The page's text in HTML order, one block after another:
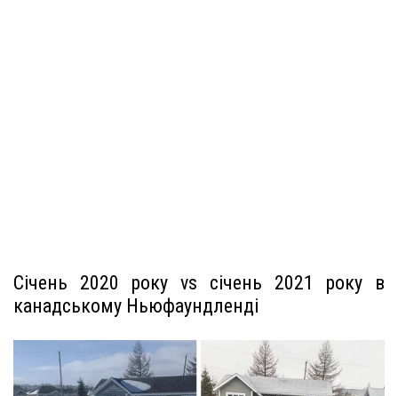
Січень 2020 року vs січень 2021 року в
канадському Ньюфаундленді